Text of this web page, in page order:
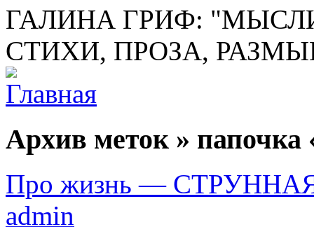
ГАЛИНА ГРИФ:
СТИХИ, ПРОЗА,
Архив меток » папочка
Про жизнь —
admin